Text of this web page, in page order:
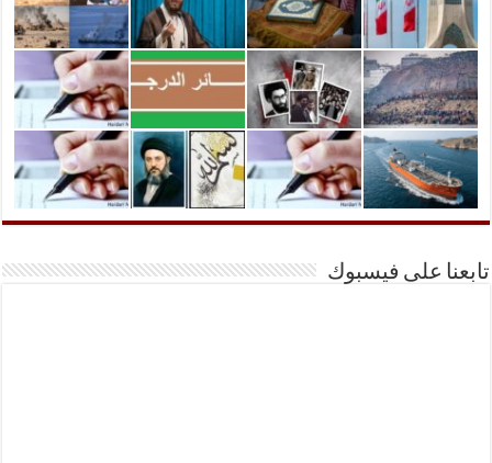
تابعنا على فيسبوك